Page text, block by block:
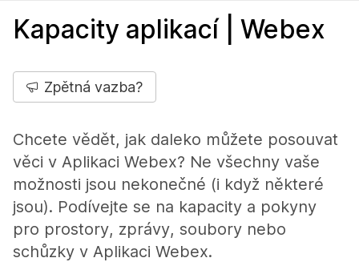
Kapacity aplikací | Webex
Zpětná vazba?
Chcete vědět, jak daleko můžete posouvat
věci v Aplikaci Webex? Ne všechny vaše
možnosti jsou nekonečné (i když některé
jsou). Podívejte se na kapacity a pokyny
pro prostory, zprávy, soubory nebo
schůzky v Aplikaci Webex.